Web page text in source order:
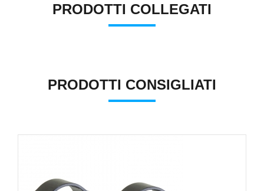
PRODOTTI COLLEGATI
PRODOTTI CONSIGLIATI